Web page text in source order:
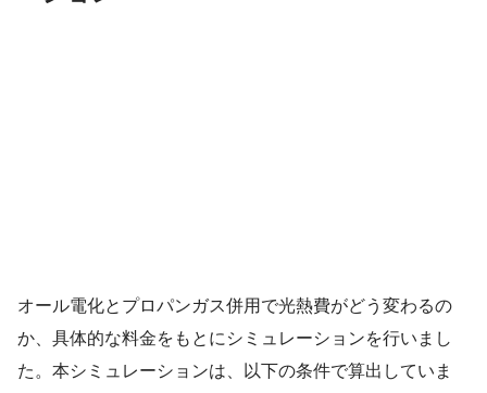
オール電化とプロパンガス併用で光熱費がどう変わるの
か、具体的な料金をもとにシミュレーションを行いまし
た。本シミュレーションは、以下の条件で算出していま